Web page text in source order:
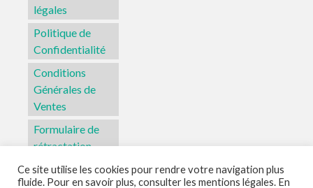
légales
Politique de
Confidentialité
Conditions
Générales de
Ventes
Formulaire de
rétractation
Sites amis Plan du site Mentions légales Politique de Confidentialité
Ce site utilise les cookies pour rendre votre navigation plus
fluide. Pour en savoir plus, consulter les mentions légales. En